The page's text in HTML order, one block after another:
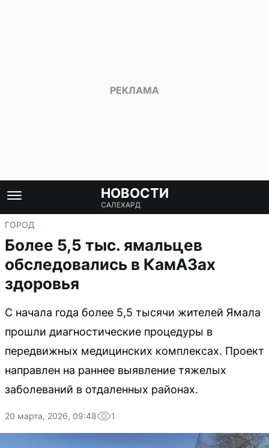
НОВОСТИ
САЛЕХАРД
ГОРОД
Более 5,5 тыс. ямальцев
обследовались в КамАЗах
здоровья
С начала года более 5,5 тысячи жителей Ямала
прошли диагностические процедуры в
передвижных медицинских комплексах. Проект
направлен на раннее выявление тяжелых
заболеваний в отдаленных районах.
20 марта, 2026, 09:48 1